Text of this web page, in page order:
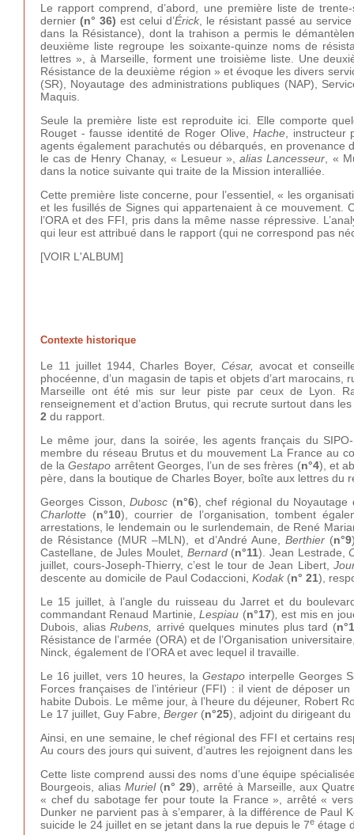
Le rapport comprend, d’abord, une première liste de
dernier (n° 36) est celui d’Érick , le résistant passé au
dans la Résistance), dont la trahison a permis le
deuxième liste regroupe les soixante-quinze noms de
lettres », à Marseille, forment une troisième liste. Une
Résistance de la deuxième région » et évoque les divers
(SR), Noyautage des administrations publiques (NAP),
Maquis.
Seule la première liste est reproduite ici. Elle comporte
Rouget - fausse identité de Roger Olive,Hache , instructeur
agents également parachutés ou débarqués, en provenance
le cas de Henry Chanay, « Lesueur »,alias Lancesseur , «
dans la notice suivante qui traite de la Mission interalliée.
Cette première liste concerne, pour l’essentiel, « les
et les fusillés de Signes qui appartenaient à ce mouvement.
l’ORA et des FFI, pris dans la même nasse répressive.
qui leur est attribué dans le rapport (qui ne correspond pas
[VOIR L'ALBUM]
Contexte historique
Le 11 juillet 1944, Charles Boyer,César,
avocat et
phocéenne, d’un magasin de tapis et objets d’art
Marseille ont été mis sur leur piste par ceux de Lyon.
renseignement et d’action Brutus, qui recrute surtout dans
2 du rapport.
Le même jour, dans la soirée, les agents français du
membre du réseau Brutus et du mouvement La France au
de laGestapo arrêtent Georges, l’un de ses frères (n°4), et
père, dans la boutique de Charles Boyer, boîte aux lettres du
Georges Cisson,Dubosc (n°6), chef régional du Noyautage
Charlotte (n°10), courrier de l’organisation, tombent
arrestations, le lendemain ou le surlendemain, de René
de Résistance (MUR –MLN), et d’André Aune,Berthier (n°9
Castellane, de Jules Moulet, Bernard(n°11). Jean Lestrade,
juillet, cours-Joseph-Thierry, c’est le tour de Jean Libert,
descente au domicile de Paul Codaccioni, Kodak (n° 21),
Le 15 juillet, à l’angle du ruisseau du Jarret et du
commandant Renaud Martinie,Lespiau (n°17) est mis en
Dubois, aliasRubens, arrivé quelques minutes plus tard (
Résistance de l’armée (ORA) et de l’Organisation
Ninck, également de l’ORA et avec lequel il travaille.
Le 16 juillet, vers 10 heures, la Gestapo interpelle Georges
Forces françaises de l’intérieur (FFI) : il vient de déposer
habite Dubois. Le même jour, à l’heure du déjeuner, Robert
Le 17 juillet, Guy Fabre, Berger (n°25), adjoint du dirigeant
Ainsi, en une semaine, le chef régional des FFI et certains
Au cours des jours qui suivent, d’autres les rejoignent dans
Cette liste comprend aussi des noms d’une équipe
Bourgeois, alias Muriel(n° 29), arrêté à Marseille, aux
« chef du sabotage fer pour toute la France », arrêté «
Dunker ne parvient pas à s’emparer, à la différence de Paul
suicide le 24 juillet en se jetant dans la rue depuis le 7e étage